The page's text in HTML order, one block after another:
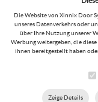
Webdesign by
Die Website von Xinnix Door
unseres Datenverkehrs oder
über Ihre Nutzung unserer
Werbung weitergeben, die
ihnen bereitgestellt haben
Zeige Details